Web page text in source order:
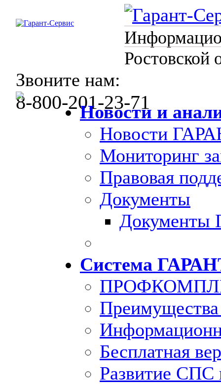
Ростовской
Звоните нам:
8-800-201-23-71
Новости и
Новости
Мониторинг
Правовая
Документы
Документы
Система
Бесплатная
Развитие СПС